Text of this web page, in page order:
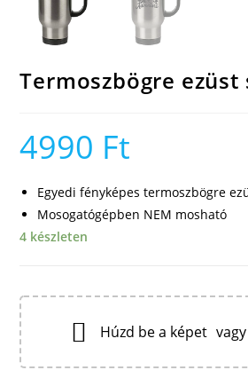
Termoszbögre ezüst
4990 Ft
Egyedi fényképes termoszbögre
Mosogatógépben NEM mosható
4 készleten
Húzd be a képet vagy